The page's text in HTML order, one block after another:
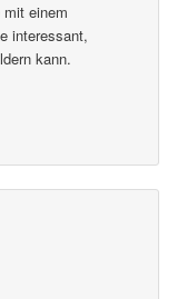
einem
interessant,
kann.